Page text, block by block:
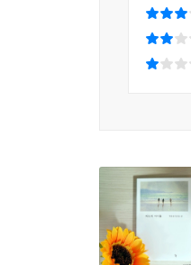
‘작가의 말’ 중
이야기에 등
(…)
우리는 열린
- 임이지 (온라